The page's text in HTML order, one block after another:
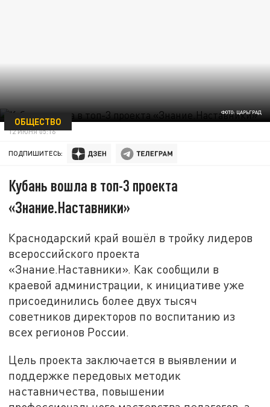
ФОТО: ЦАРЬГРАД
ОБЩЕСТВО
12 ИЮНЯ 05:16
ПОДПИШИТЕСЬ:
Кубань вошла в топ-3 проекта
«Знание.Наставники»
Краснодарский край вошёл в тройку лидеров
всероссийского проекта
«Знание.Наставники». Как сообщили в
краевой администрации, к инициативе уже
присоединились более двух тысяч
советников директоров по воспитанию из
всех регионов России.
Цель проекта заключается в выявлении и
поддержке передовых методик
наставничества, повышении